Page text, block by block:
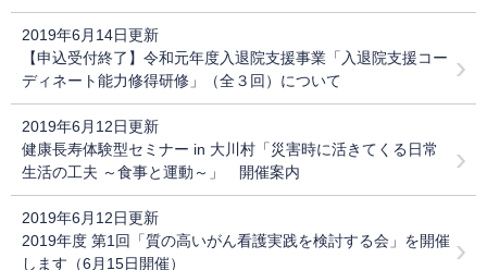
2019年6月14日更新
【申込受付終了】令和元年度入退院支援事業「入退院支援コー
ディネート能力修得研修」（全３回）について
2019年6月12日更新
健康長寿体験型セミナー in 大川村「災害時に活きてくる日常
生活の工夫 ～食事と運動～」 開催案内
2019年6月12日更新
2019年度 第1回「質の高いがん看護実践を検討する会」を開催
します（6月15日開催）